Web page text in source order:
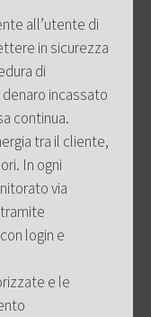
all’utente di
in sicurezza
di
incassato
continua.
tra il cliente,
In ogni
via
login e
e le